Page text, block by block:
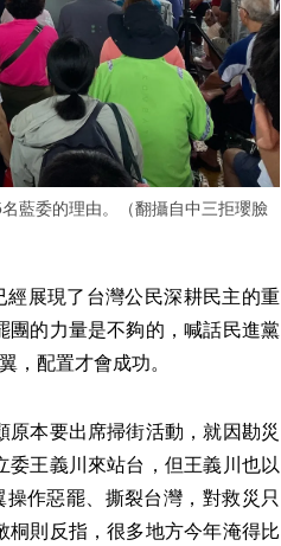
藍委的理由。（翻攝自中三拒瓔臉
展現了台灣公民深耕民主的重